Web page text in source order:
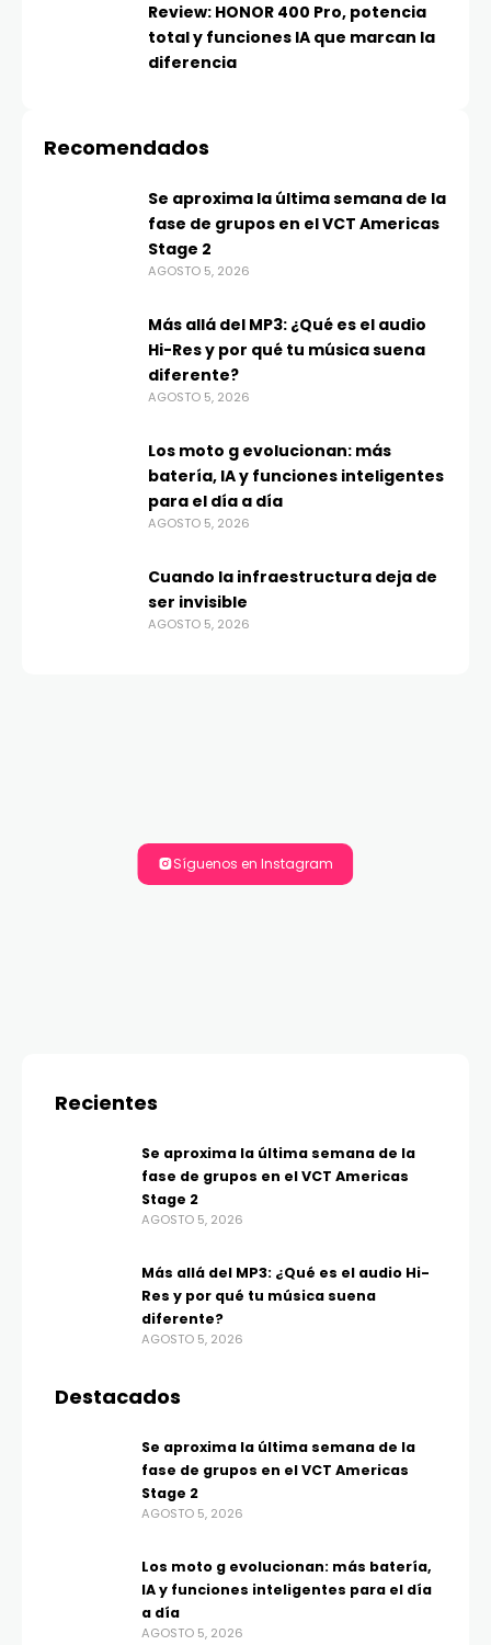
Review: HONOR 400 Pro, potencia
total y funciones IA que marcan la
diferencia
Recomendados
Se aproxima la última semana de la
fase de grupos en el VCT Americas
Stage 2
AGOSTO 5, 2026
Más allá del MP3: ¿Qué es el audio
Hi-Res y por qué tu música suena
diferente?
AGOSTO 5, 2026
Los moto g evolucionan: más
batería, IA y funciones inteligentes
para el día a día
AGOSTO 5, 2026
Cuando la infraestructura deja de
ser invisible
AGOSTO 5, 2026
Síguenos en Instagram
Recientes
Se aproxima la última semana de la
fase de grupos en el VCT Americas
Stage 2
AGOSTO 5, 2026
Más allá del MP3: ¿Qué es el audio Hi-
Res y por qué tu música suena
diferente?
AGOSTO 5, 2026
Destacados
Se aproxima la última semana de la
fase de grupos en el VCT Americas
Stage 2
AGOSTO 5, 2026
Los moto g evolucionan: más batería,
IA y funciones inteligentes para el día
a día
AGOSTO 5, 2026